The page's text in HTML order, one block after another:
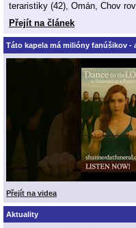
teraristiky (42), Omán, Chov
Přejít na článek
Táto kapela má milióny fanúšikov -
Přejít na videa
Aktuality